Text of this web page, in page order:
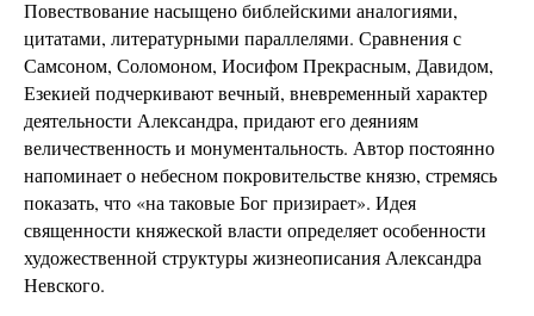
Повествование насыщено библейскими аналогиями,
цитатами, литературными параллелями. Сравнения с
Самсоном, Соломоном, Иосифом Прекрасным, Давидом,
Езекией подчеркивают вечный, вневременный характер
деятельности Александра, придают его деяниям
величественность и монументальность. Автор постоянно
напоминает о небесном покровительстве князю, стремясь
показать, что «на таковые Бог призирает». Идея
священности княжеской власти определяет особенности
художественной структуры жизнеописания Александра
Невского.